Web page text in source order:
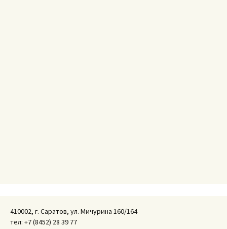
410002, г. Саратов, ул. Мичурина 160/164
тел: +7 (8452) 28 39 77